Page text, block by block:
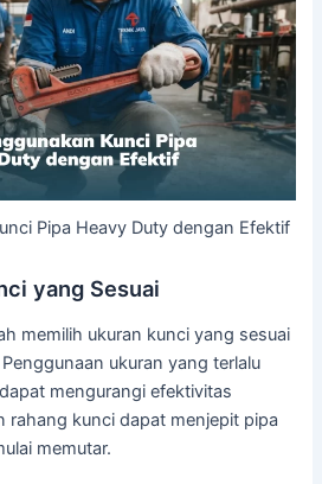
Pipa Heavy Duty dengan Efektif
yang Sesuai
memilih ukuran kunci yang sesuai
ukuran yang terlalu
mengurangi efektivitas
rahang kunci dapat menjepit pipa
memutar.